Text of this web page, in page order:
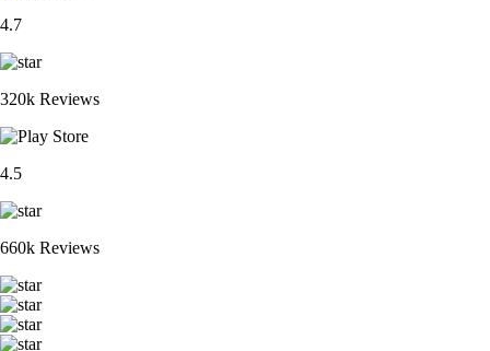
4.7
320k Reviews
4.5
660k Reviews